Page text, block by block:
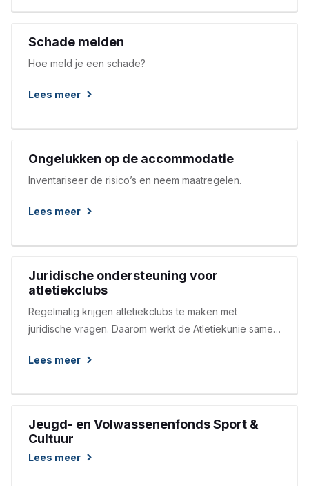
inzien. Ook kun je direct een verzekering afsluiten of
Schade melden
Hoe meld je een schade?
Lees meer
Ongelukken op de accommodatie
Inventariseer de risico’s en neem maatregelen.
Lees meer
Juridische ondersteuning voor
atletiekclubs
Regelmatig krijgen atletiekclubs te maken met
juridische vragen. Daarom werkt de Atletiekunie samen
professionals. Via deze samenwerking biedt Omnius
ondersteuning aan alle bij de Atletiekunie aangesloten
Juridische Adviesdesk van Omnius.
Lees meer
Jeugd- en Volwassenenfonds Sport &
Cultuur
Lees meer